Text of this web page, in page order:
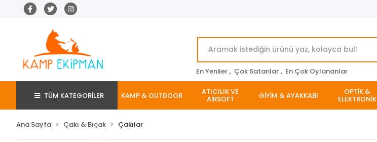
En Yeniler , Çok Satanlar , En Çok Oylananlar
TÜM KATEGORİLER KAMP & OUTDOOR ATICILIK VE
AİRSOFT GİYİM & AYAKKABI OPTİK &
ELEKTRONİK
Ana Sayfa Çakı & Bıçak Çakılar